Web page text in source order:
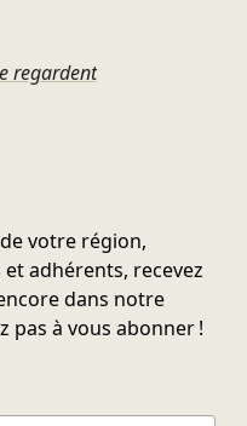
regardent
votre région,
adhérents, recevez
dans notre
pas à vous abonner !